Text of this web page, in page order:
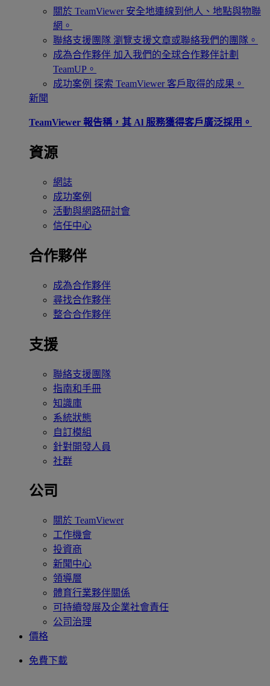
關於 TeamViewer 安全地連線到他人、地點與物聯
網。
聯絡支援團隊 瀏覽支援文章或聯絡我們的團隊。
成為合作夥伴 加入我們的全球合作夥伴計劃
TeamUP。
成功案例 探索 TeamViewer 客戶取得的成果。
新聞
TeamViewer 報告稱，其 Al 服務獲得客戶廣泛採用。
資源
網誌
成功案例
活動與網路研討會
信任中心
合作夥伴
成為合作夥伴
尋找合作夥伴
整合合作夥伴
支援
聯絡支援團隊
指南和手冊
知識庫
系統狀態
自訂模組
針對開發人員
社群
公司
關於 TeamViewer
工作機會
投資商
新聞中心
領導層
體育行業夥伴關係
可持續發展及企業社會責任
公司治理
價格
免費下載